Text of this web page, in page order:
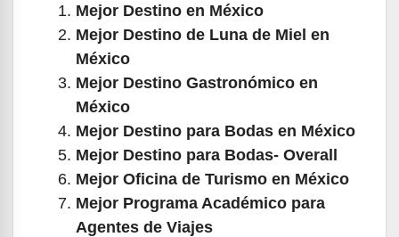
Mejor Destino en México
Mejor Destino de Luna de Miel en
México
Mejor Destino Gastronómico en
México
Mejor Destino para Bodas en México
Mejor Destino para Bodas- Overall
Mejor Oficina de Turismo en México
Mejor Programa Académico para
Agentes de Viajes